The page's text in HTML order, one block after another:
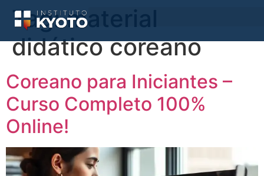
Tag:material
didático coreano
Coreano para Iniciantes –
Curso Completo 100%
Online!